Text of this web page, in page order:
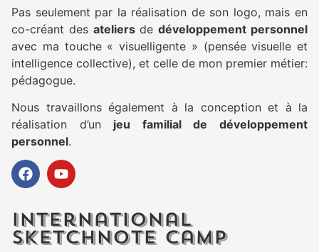
Pas seulement par la réalisation de son logo, mais en
co-créant des ateliersdedéveloppement personnel
avec ma touche « visuelligente » (pensée visuelle et
intelligence collective), et celle de mon premier métier:
pédagogue.
Nous travaillons également à la conception et à la
réalisation d’un jeu familial de développement
personnel.
International
sketchnote camp